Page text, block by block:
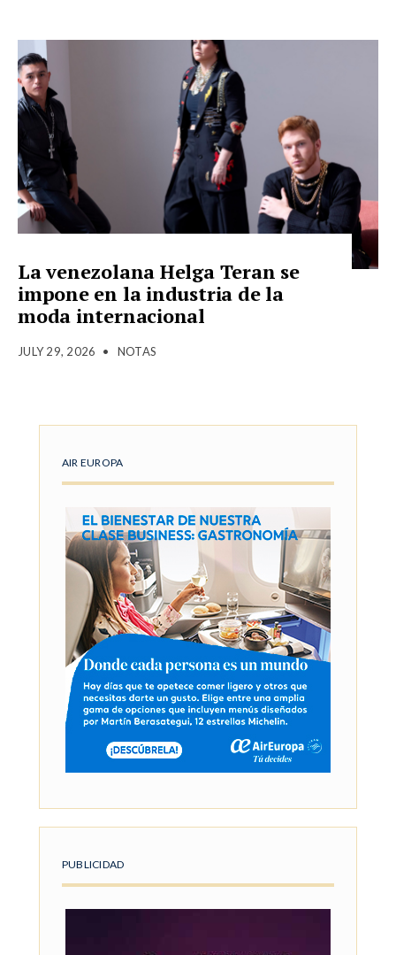
La venezolana Helga Teran se
impone en la industria de la
moda internacional
JULY 29, 2026 • NOTAS
AIR EUROPA
PUBLICIDAD